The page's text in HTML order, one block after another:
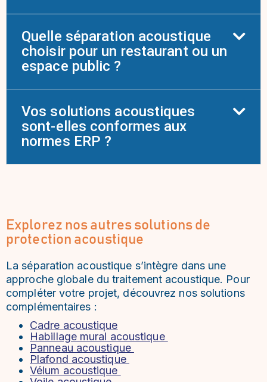
Quelle séparation acoustique
choisir pour un restaurant ou un
espace public ?
Vos solutions acoustiques
sont-elles conformes aux
normes ERP ?
Explorez nos autres solutions de
protection acoustique
La séparation acoustique s’intègre dans une
approche globale du traitement acoustique. Pour
compléter votre projet, découvrez nos solutions
complémentaires :
Cadre acoustique
Habillage mural acoustique
Panneau acoustique
Plafond acoustique
Vélum acoustique